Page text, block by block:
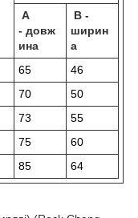
A
- довж
ина
B -
ширин
а
65
46
70
50
73
55
75
60
85 64